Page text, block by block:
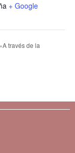
+ Google
través de la